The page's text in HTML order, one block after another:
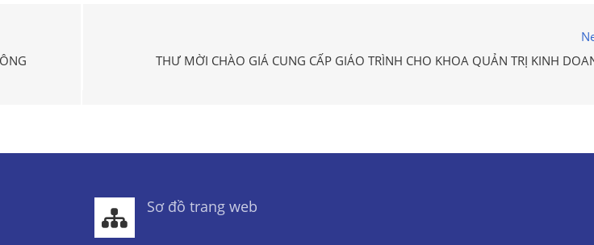
THƯ MỜI CHÀO GIÁ CUNG CẤP GIÁO TRÌNH CHO KHOA QUẢN TRỊ KINH
Sơ đồ trang web